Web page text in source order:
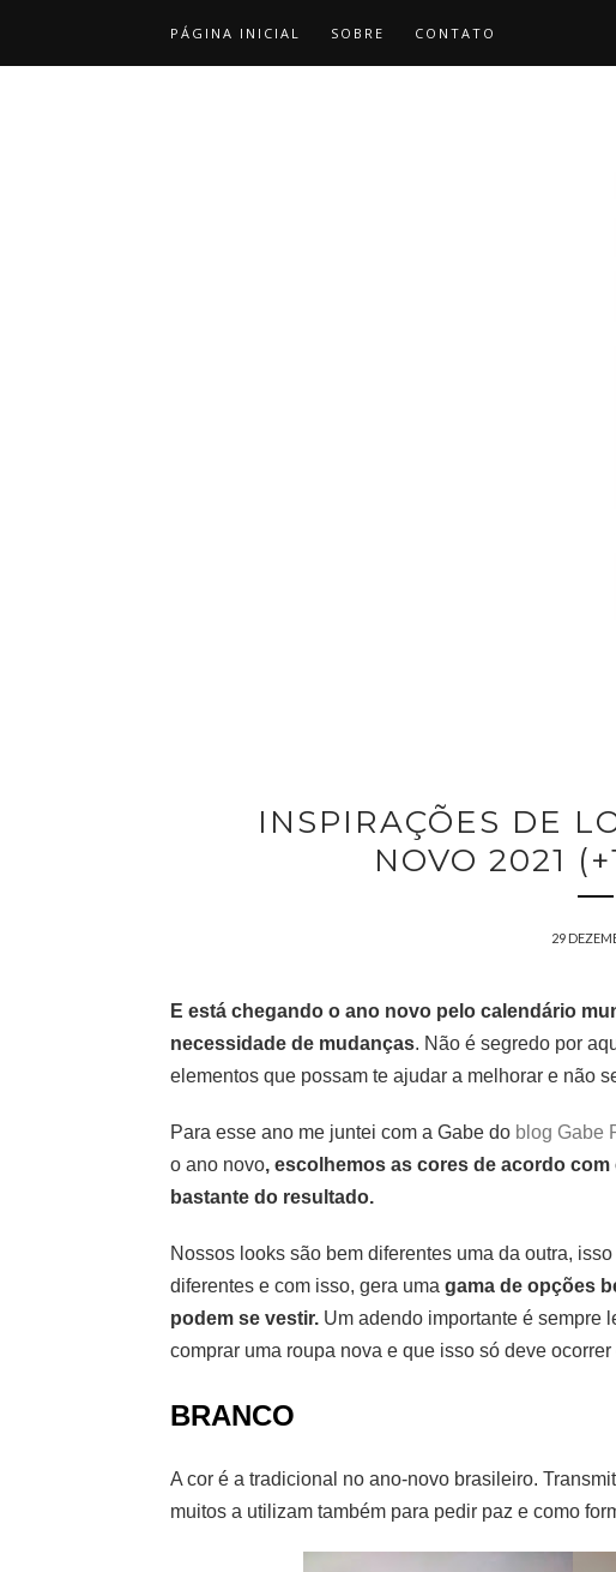
PÁGINA INICIAL SOBRE CONTATO
INSPIRAÇÕES DE
NOVO 2021
29
E está chegando o ano novo pelo calendário
necessidade de mudanças. Não é segredo por
elementos que possam te ajudar a melhorar e não
Para esse ano me juntei com a Gabe do blog Gabe
o ano novo, escolhemos as cores de acordo
bastante do resultado.
Nossos looks são bem diferentes uma da outra,
diferentes e com isso, gera uma gama de opções
podem se vestir. Um adendo importante é sempre
comprar uma roupa nova e que isso só deve
BRANCO
A cor é a tradicional no ano-novo brasileiro.
muitos a utilizam também para pedir paz e como